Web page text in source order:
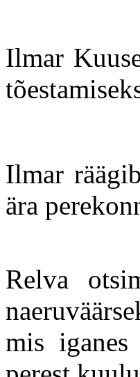
Ilmar
Ilmar
ära
Relva
mis iganes